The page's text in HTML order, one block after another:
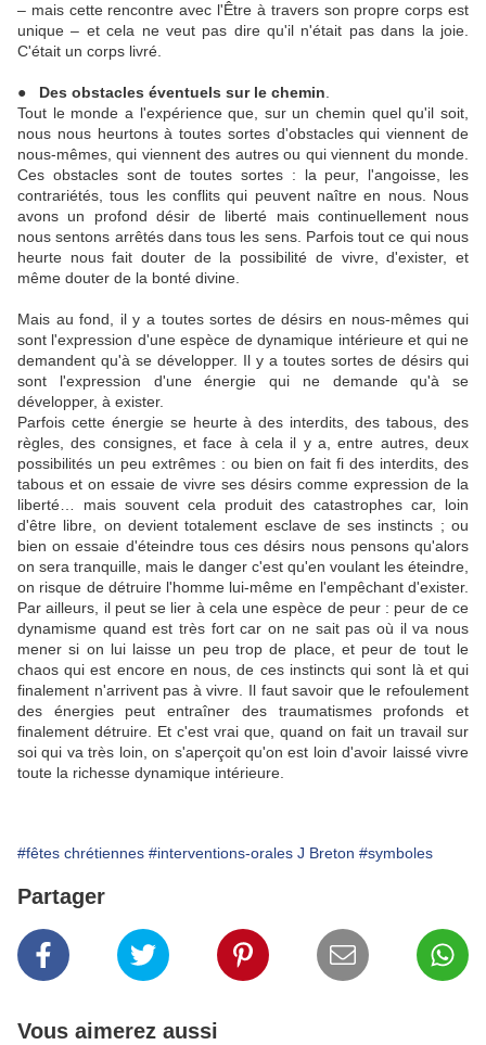
– mais cette rencontre avec l'Être à travers son propre corps est
unique – et cela ne veut pas dire qu'il n'était pas dans la joie.
C'était un corps livré.
● Des obstacles éventuels sur le chemin
Tout le monde a l'expérience que, sur un chemin quel qu'il soit,
nous nous heurtons à toutes sortes d'obstacles qui viennent de
nous-mêmes, qui viennent des autres ou qui viennent du monde.
Ces obstacles sont de toutes sortes : la peur, l'angoisse, les
contrariétés, tous les conflits qui peuvent naître en nous. Nous
avons un profond désir de liberté mais continuellement nous
nous sentons arrêtés dans tous les sens. Parfois tout ce qui nous
heurte nous fait douter de la possibilité de vivre, d'exister, et
même douter de la bonté divine.
Mais au fond, il y a toutes sortes de désirs en nous-mêmes qui
sont l'expression d'une espèce de dynamique intérieure et qui ne
demandent qu'à se développer. Il y a toutes sortes de désirs qui
sont l'expression d'une énergie qui ne demande qu'à se
développer, à exister.
Parfois cette énergie se heurte à des interdits, des tabous, des
règles, des consignes, et face à cela il y a, entre autres, deux
possibilités un peu extrêmes : ou bien on fait fi des interdits, des
tabous et on essaie de vivre ses désirs comme expression de la
liberté… mais souvent cela produit des catastrophes car, loin
d'être libre, on devient totalement esclave de ses instincts ; ou
bien on essaie d'éteindre tous ces désirs nous pensons qu'alors
on sera tranquille, mais le danger c'est qu'en voulant les éteindre,
on risque de détruire l'homme lui-même en l'empêchant d'exister.
Par ailleurs, il peut se lier à cela une espèce de peur : peur de ce
dynamisme quand est très fort car on ne sait pas où il va nous
mener si on lui laisse un peu trop de place, et peur de tout le
chaos qui est encore en nous, de ces instincts qui sont là et qui
finalement n'arrivent pas à vivre. Il faut savoir que le refoulement
des énergies peut entraîner des traumatismes profonds et
finalement détruire. Et c'est vrai que, quand on fait un travail sur
soi qui va très loin, on s'aperçoit qu'on est loin d'avoir laissé vivre
toute la richesse dynamique intérieure.
#fêtes chrétiennes #interventions-orales J Breton #symboles
Partager
Vous aimerez aussi